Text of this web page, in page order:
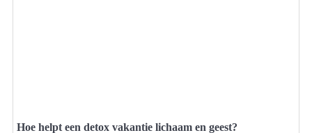
Hoe helpt een detox vakantie lichaam en geest?